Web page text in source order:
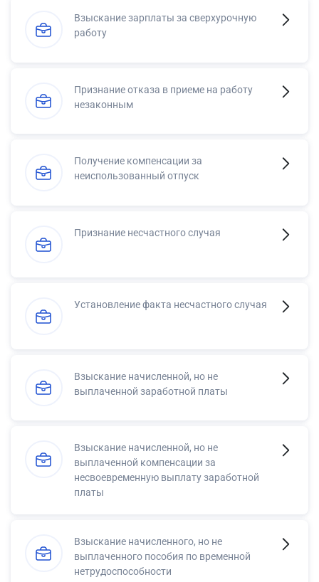
Взыскание зарплаты за сверхурочную
работу
Признание отказа в приеме на работу
незаконным
Получение компенсации за
неиспользованный отпуск
Признание несчастного случая
Установление факта несчастного случая
Взыскание начисленной, но не
выплаченной заработной платы
Взыскание начисленной, но не
выплаченной компенсации за
несвоевременную выплату заработной
платы
Взыскание начисленного, но не
выплаченного пособия по временной
нетрудоспособности